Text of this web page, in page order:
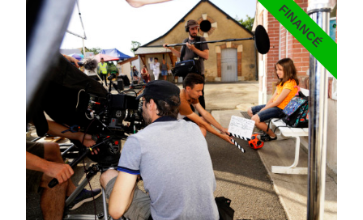
Les 2 antiques ponts roulants de 1850 en fonte et en chêne qui
étaient à la Fonderie du Mans, quartier Saint-Pavin, ont été
sauvés de la démolition et sont maintenant intégrés au site du
Muséotrain de Semur-en-Vallon. L'objet de cette campagne est
de protéger et valoriser ces ponts-roulants historiques auprès du
FINANCÉ